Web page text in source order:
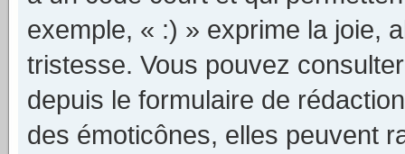
exemple, « :) » exprime la joie,
tristesse. Vous pouvez
depuis le formulaire de
des émoticônes, elles peuvent